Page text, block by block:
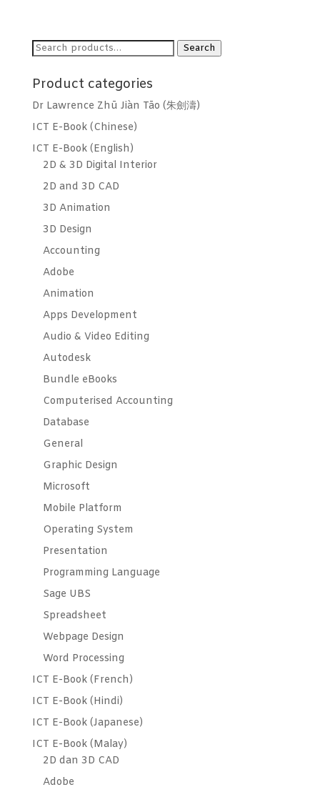
Search
Search
Product categories
Dr Lawrence Zhū Jiàn Tāo (朱劍濤)
ICT E-Book (Chinese)
ICT E-Book (English)
2D & 3D Digital Interior
2D and 3D CAD
3D Animation
3D Design
Accounting
Adobe
Animation
Apps Development
Audio & Video Editing
Autodesk
Bundle eBooks
Computerised Accounting
Database
General
Graphic Design
Microsoft
Mobile Platform
Operating System
Presentation
Programming Language
Sage UBS
Spreadsheet
Webpage Design
Word Processing
ICT E-Book (French)
ICT E-Book (Hindi)
ICT E-Book (Japanese)
ICT E-Book (Malay)
2D dan 3D CAD
Adobe